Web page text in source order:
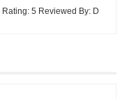
Rating: 5 Reviewed By: D